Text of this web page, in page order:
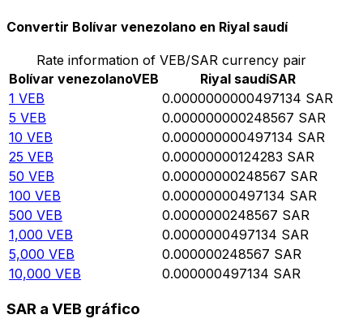
Convertir Bolívar venezolano en Riyal saudí
Rate information of VEB/SAR currency pair
Bolívar venezolanoVEB Riyal saudíSAR
1 VEB 0.0000000000497134 SAR
5 VEB 0.000000000248567 SAR
10 VEB 0.000000000497134 SAR
25 VEB 0.00000000124283 SAR
50 VEB 0.00000000248567 SAR
100 VEB 0.00000000497134 SAR
500 VEB 0.0000000248567 SAR
1,000 VEB 0.0000000497134 SAR
5,000 VEB 0.000000248567 SAR
10,000 VEB 0.000000497134 SAR
SAR a VEB gráfico